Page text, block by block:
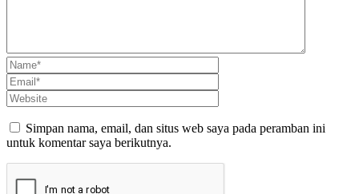
Simpan nama, email, dan situs web saya pada peramban ini
untuk komentar saya berikutnya.